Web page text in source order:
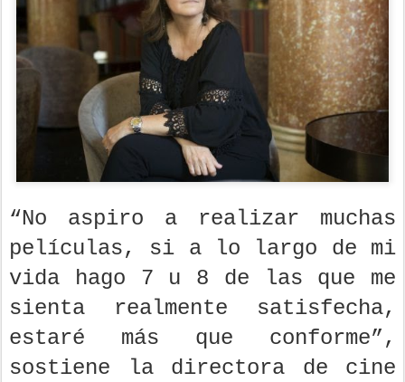
“No aspiro a realizar muchas
películas, si a lo largo de mi
vida hago 7 u 8 de las que me
sienta realmente satisfecha,
estaré más que conforme”,
sostiene la directora de cine